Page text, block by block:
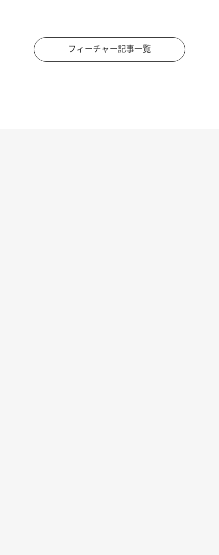
フィーチャー記事一覧